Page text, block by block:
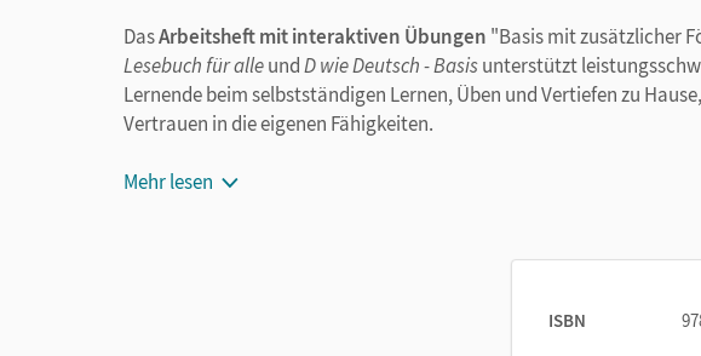
DasArbeitsheft mit interaktiven Übungen "Basis mit zusätzlicher
Lesebuch für alleundD wie Deutsch - Basisunterstützt
Lernende beim selbstständigen Lernen, Üben und Vertiefen zu
Vertrauen in die eigenen Fähigkeiten.
Abwechslungsreiches und motivierendes
Leseförderliches und differenziertes Layoutanalog zum
Lernerfolgskontrollen, Klassenarbeiten und den
Mehr lesen
ISBN